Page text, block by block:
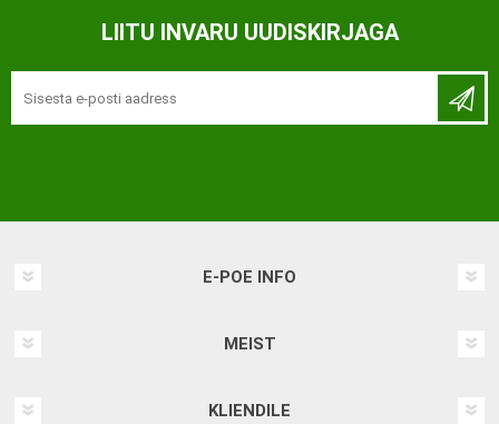
LIITU INVARU UUDISKIRJAGA
E-POE INFO
MEIST
KLIENDILE